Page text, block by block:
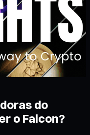
do
o Falcon?